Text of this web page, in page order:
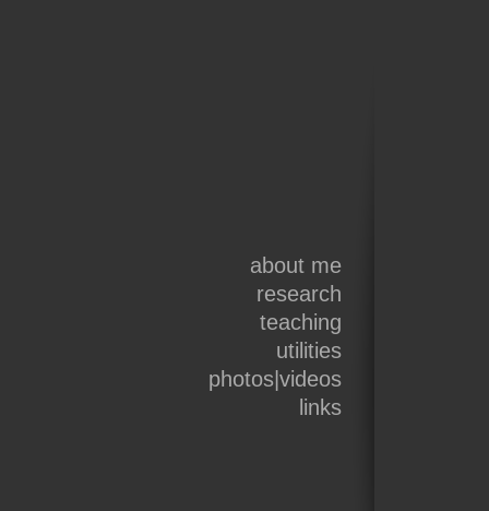
about me
research
teaching
utilities
photos|videos
links